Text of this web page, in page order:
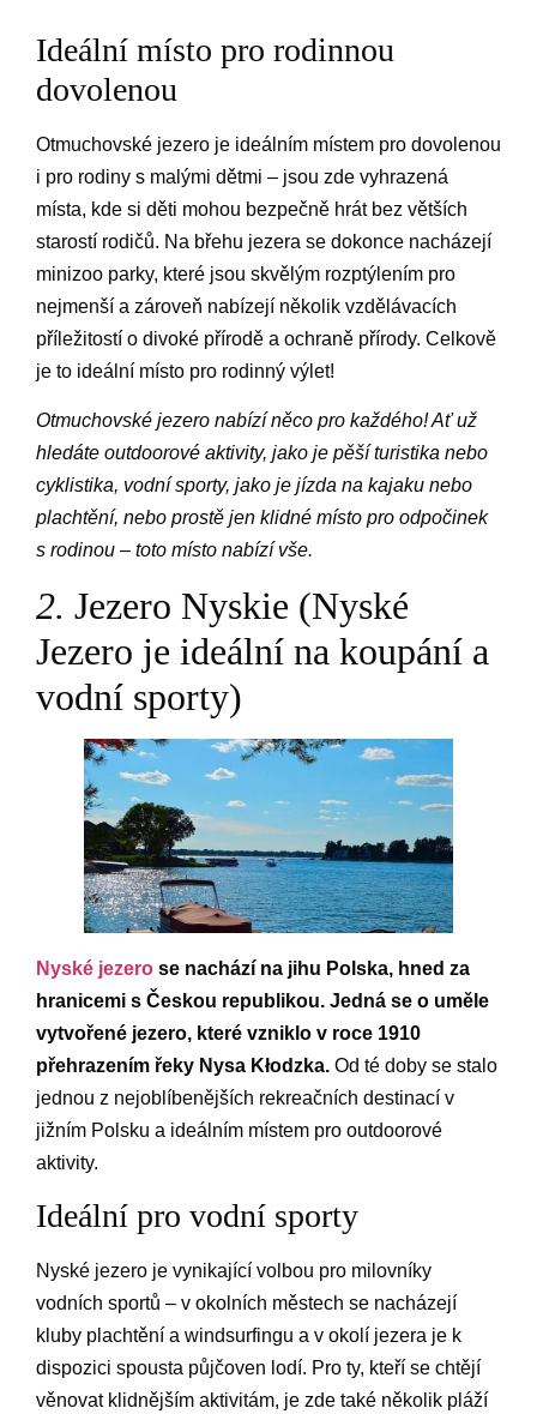
Ideální místo pro rodinnou
dovolenou
Otmuchovské jezero je ideálním místem pro dovolenou
i pro rodiny s malými dětmi – jsou zde vyhrazená
místa, kde si děti mohou bezpečně hrát bez větších
starostí rodičů. Na břehu jezera se dokonce nacházejí
minizoo parky, které jsou skvělým rozptýlením pro
nejmenší a zároveň nabízejí několik vzdělávacích
příležitostí o divoké přírodě a ochraně přírody. Celkově
je to ideální místo pro rodinný výlet!
Otmuchovské jezero nabízí něco pro každého! Ať už
hledáte outdoorové aktivity, jako je pěší turistika nebo
cyklistika, vodní sporty, jako je jízda na kajaku nebo
plachtění, nebo prostě jen klidné místo pro odpočinek
s rodinou – toto místo nabízí vše.
2. Jezero Nyskie (Nyské
Jezero je ideální na koupání a
vodní sporty)
Nyské jezero se nachází na jihu Polska, hned za
hranicemi s Českou republikou. Jedná se o uměle
vytvořené jezero, které vzniklo v roce 1910
přehrazením řeky Nysa Kłodzka. Od té doby se stalo
jednou z nejoblíbenějších rekreačních destinací v
jižním Polsku a ideálním místem pro outdoorové
aktivity.
Ideální pro vodní sporty
Nyské jezero je vynikající volbou pro milovníky
vodních sportů – v okolních městech se nacházejí
kluby plachtění a windsurfingu a v okolí jezera je k
dispozici spousta půjčoven lodí. Pro ty, kteří se chtějí
věnovat klidnějším aktivitám, je zde také několik pláží